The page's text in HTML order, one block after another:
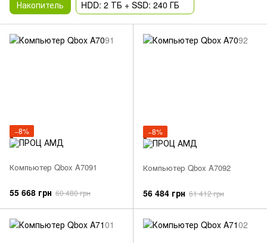
Накопитель HDD: 2 ТБ + SSD: 240 ГБ
−8%
Компьютер Qbox A7091
55 668 грн 60 480 грн
−8%
Компьютер Qbox A7092
56 484 грн 61 412 грн